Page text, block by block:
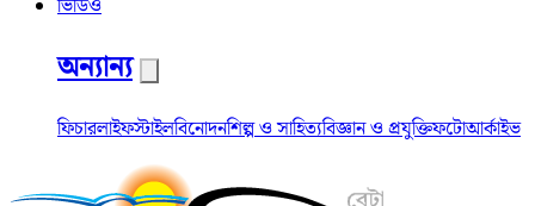
ভিডিও
অন্যান্য
ফিচারলাইফস্টাইলবিনোদনশিল্প ও সাহিত্যবিজ্ঞান ও প্রযুক্তিফটোআর্কাইভ